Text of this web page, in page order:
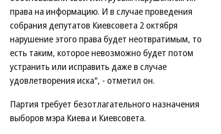
права на информацию. И в случае проведения
собрания депутатов Киевсовета 2 октября
нарушение этого права будет неотвратимым, то
есть таким, которое невозможно будет потом
устранить или исправить даже в случае
удовлетворения иска", - отметил он.
Партия требует безотлагательного назначения
выборов мэра Киева и Киевсовета.